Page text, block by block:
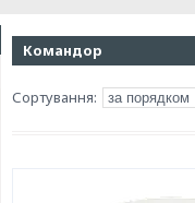
Командор